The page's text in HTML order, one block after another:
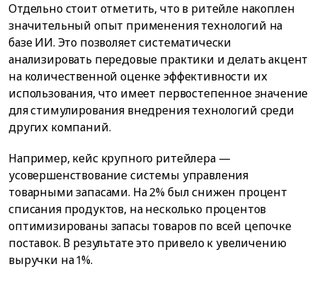
Отдельно стоит отметить, что в ритейле накоплен
значительный опыт применения технологий на
базе ИИ. Это позволяет систематически
анализировать передовые практики и делать акцент
на количественной оценке эффективности их
использования, что имеет первостепенное значение
для стимулирования внедрения технологий среди
других компаний.
Например, кейс крупного ритейлера —
усовершенствование системы управления
товарными запасами. На 2% был снижен процент
списания продуктов, на несколько процентов
оптимизированы запасы товаров по всей цепочке
поставок. В результате это привело к увеличению
выручки на 1%.